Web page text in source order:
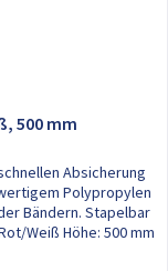
500 mm
Absicherung
Polypropylen
Bändern. Stapelbar
Weiß Höhe: 500 mm